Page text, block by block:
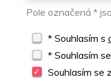
Pole označená *
* Souhlasím s
* Souhlasím se
Souhlasím se